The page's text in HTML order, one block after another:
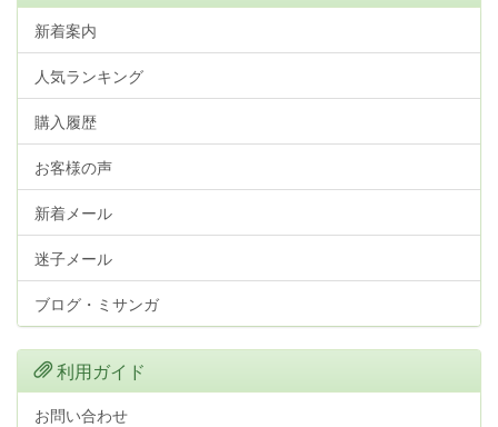
新着案内
人気ランキング
購入履歴
お客様の声
新着メール
迷子メール
ブログ・ミサンガ
利用ガイド
お問い合わせ